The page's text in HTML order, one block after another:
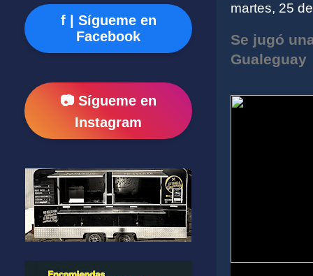
martes, 25
Se jugó
Gualeguay
f | Sígueme en
Facebook
📷 Sígueme en
Instagram